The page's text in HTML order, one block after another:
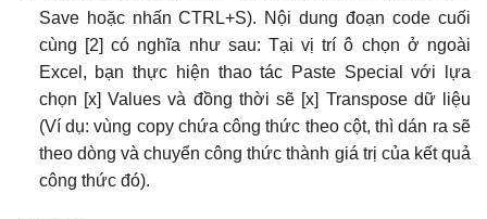
Save hoặc nhấn CTRL+S). Nội dung đoạn code cuối
cùng [2] có nghĩa như sau: Tại vị trí ô chọn ở ngoài
Excel, bạn thực hiện thao tác Paste Special với lựa
chọn [x] Values và đồng thời sẽ [x] Transpose dữ liệu
(Ví dụ: vùng copy chứa công thức theo cột, thì dán ra sẽ
theo dòng và chuyển công thức thành giá trị của kết quả
công thức đó).